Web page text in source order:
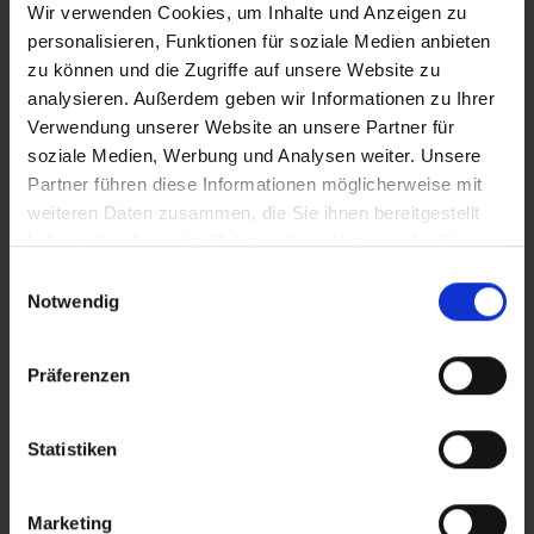
Wir verwenden Cookies, um Inhalte und Anzeigen zu
personalisieren, Funktionen für soziale Medien anbieten
zu können und die Zugriffe auf unsere Website zu
analysieren. Außerdem geben wir Informationen zu Ihrer
Verwendung unserer Website an unsere Partner für
soziale Medien, Werbung und Analysen weiter. Unsere
Partner führen diese Informationen möglicherweise mit
weiteren Daten zusammen, die Sie ihnen bereitgestellt
haben oder die sie im Rahmen Ihrer Nutzung der Dienste
Notwendig
Präferenzen
Statistiken
Marketing
Niedrig
Mittel
Hoch
Sehr hoch